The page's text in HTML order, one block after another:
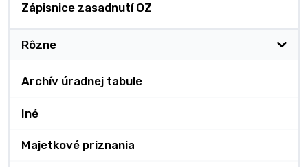
Zápisnice zasadnutí OZ
Rôzne
Archív úradnej tabule
Iné
Majetkové priznania